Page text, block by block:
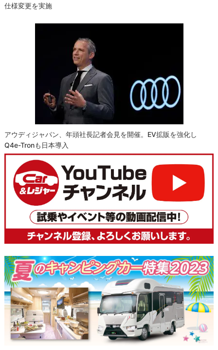
仕様変更を実施
アウディジャパン、年頭社長記者会見を開催。EV拡販を強化し
Q4e-Tronも日本導入